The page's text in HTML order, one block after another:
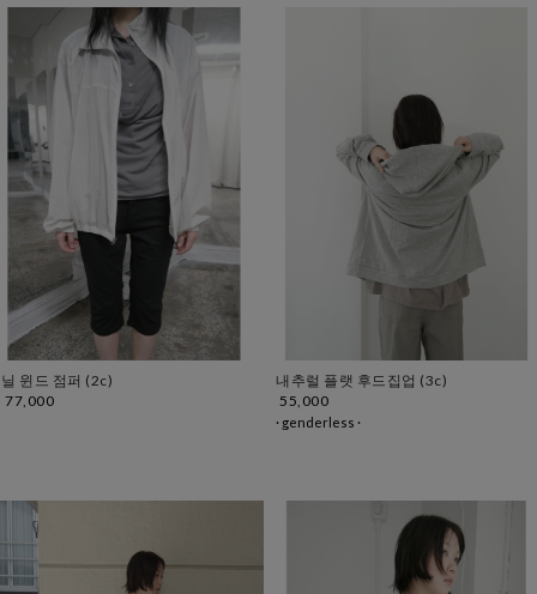
닐 윈드 점퍼 (2c)
77,000
내추럴 플랫 후드집업 (3c)
55,000
· genderless ·